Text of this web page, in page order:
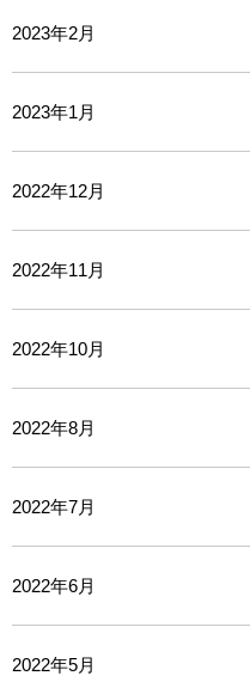
2023年2月
2023年1月
2022年12月
2022年11月
2022年10月
2022年8月
2022年7月
2022年6月
2022年5月